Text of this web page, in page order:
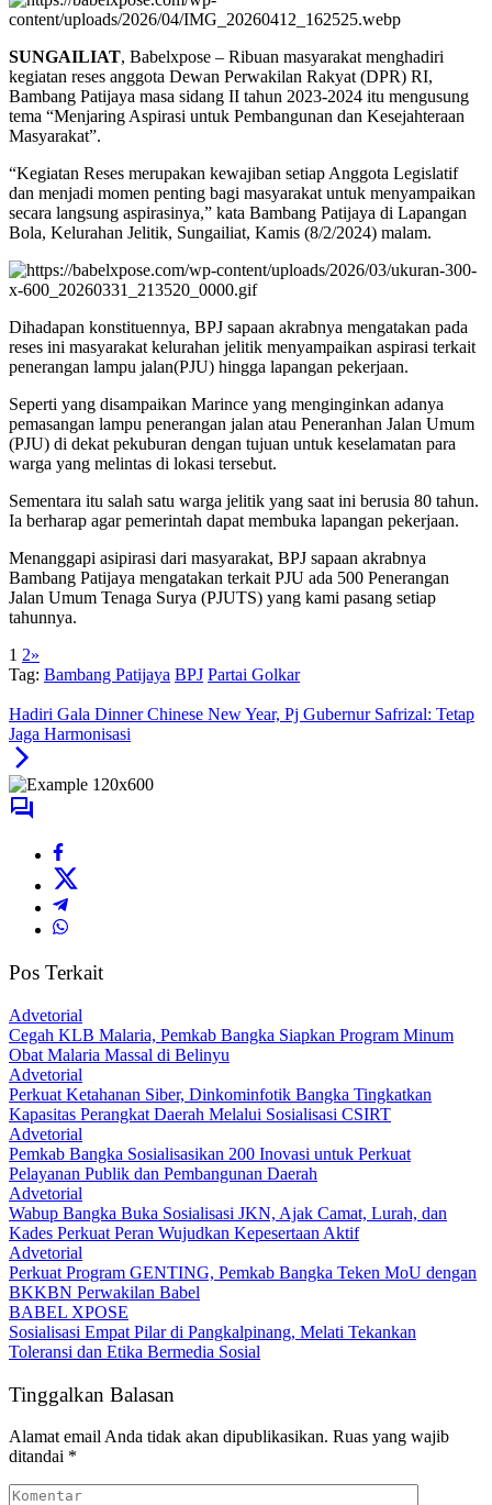
SUNGAILIAT, Babelxpose – Ribuan masyarakat menghadiri
kegiatan reses anggota Dewan Perwakilan Rakyat (DPR) RI,
Bambang Patijaya masa sidang II tahun 2023-2024 itu mengusung
tema “Menjaring Aspirasi untuk Pembangunan dan Kesejahteraan
Masyarakat”.
“Kegiatan Reses merupakan kewajiban setiap Anggota Legislatif
dan menjadi momen penting bagi masyarakat untuk menyampaikan
secara langsung aspirasinya,” kata Bambang Patijaya di Lapangan
Bola, Kelurahan Jelitik, Sungailiat, Kamis (8/2/2024) malam.
Dihadapan konstituennya, BPJ sapaan akrabnya mengatakan pada
reses ini masyarakat kelurahan jelitik menyampaikan aspirasi terkait
penerangan lampu jalan(PJU) hingga lapangan pekerjaan.
Seperti yang disampaikan Marince yang menginginkan adanya
pemasangan lampu penerangan jalan atau Peneranhan Jalan Umum
(PJU) di dekat pekuburan dengan tujuan untuk keselamatan para
warga yang melintas di lokasi tersebut.
Sementara itu salah satu warga jelitik yang saat ini berusia 80 tahun.
Ia berharap agar pemerintah dapat membuka lapangan pekerjaan.
Menanggapi asipirasi dari masyarakat, BPJ sapaan akrabnya
Bambang Patijaya mengatakan terkait PJU ada 500 Penerangan
Jalan Umum Tenaga Surya (PJUTS) yang kami pasang setiap
tahunnya.
1 2»
Tag: Bambang Patijaya BPJ Partai Golkar
Hadiri Gala Dinner Chinese New Year, Pj Gubernur Safrizal: Tetap
Jaga Harmonisasi
Pos Terkait
Advetorial
Cegah KLB Malaria, Pemkab Bangka Siapkan Program Minum
Obat Malaria Massal di Belinyu
Advetorial
Perkuat Ketahanan Siber, Dinkominfotik Bangka Tingkatkan
Kapasitas Perangkat Daerah Melalui Sosialisasi CSIRT
Advetorial
Pemkab Bangka Sosialisasikan 200 Inovasi untuk Perkuat
Pelayanan Publik dan Pembangunan Daerah
Advetorial
Wabup Bangka Buka Sosialisasi JKN, Ajak Camat, Lurah, dan
Kades Perkuat Peran Wujudkan Kepesertaan Aktif
Advetorial
Perkuat Program GENTING, Pemkab Bangka Teken MoU dengan
BKKBN Perwakilan Babel
BABEL XPOSE
Sosialisasi Empat Pilar di Pangkalpinang, Melati Tekankan
Toleransi dan Etika Bermedia Sosial
Tinggalkan Balasan
Alamat email Anda tidak akan dipublikasikan. Ruas yang wajib
ditandai *